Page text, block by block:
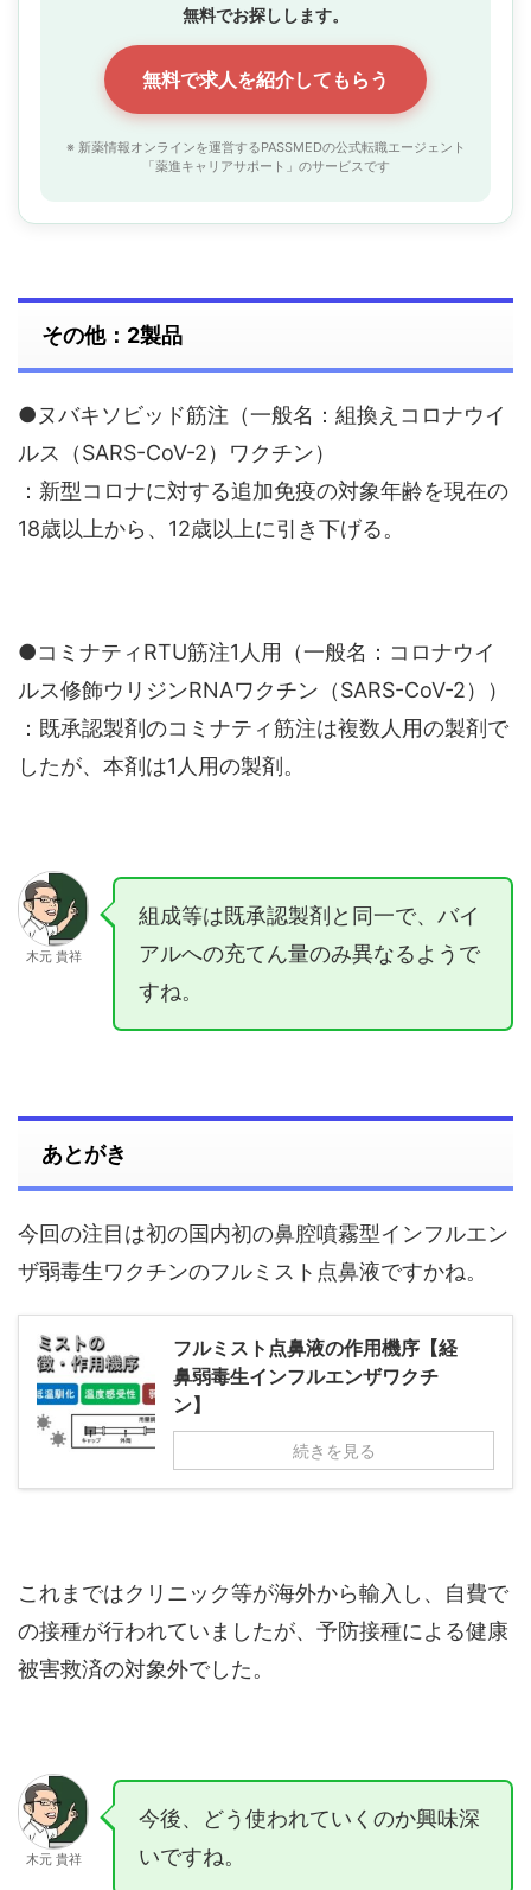
無料でお探しします。
無料で求人を紹介してもらう
※ 新薬情報オンラインを運営するPASSMEDの公式転職エージェント
「薬進キャリアサポート」のサービスです
その他：2製品
●ヌバキソビッド筋注（一般名：組換えコロナウイ
ルス（SARS-CoV-2）ワクチン）
：新型コロナに対する追加免疫の対象年齢を現在の
18歳以上から、12歳以上に引き下げる。
●コミナティRTU筋注1人用（一般名：コロナウイ
ルス修飾ウリジンRNAワクチン（SARS-CoV-2））
：既承認製剤のコミナティ筋注は複数人用の製剤で
したが、本剤は1人用の製剤。
木元 貴祥
組成等は既承認製剤と同一で、バイ
アルへの充てん量のみ異なるようで
すね。
あとがき
今回の注目は初の国内初の鼻腔噴霧型インフルエン
ザ弱毒生ワクチンのフルミスト点鼻液ですかね。
フルミスト点鼻液の作用機序【経
鼻弱毒生インフルエンザワクチ
ン】
続きを見る
これまではクリニック等が海外から輸入し、自費で
の接種が行われていましたが、予防接種による健康
被害救済の対象外でした。
木元 貴祥
今後、どう使われていくのか興味深
いですね。